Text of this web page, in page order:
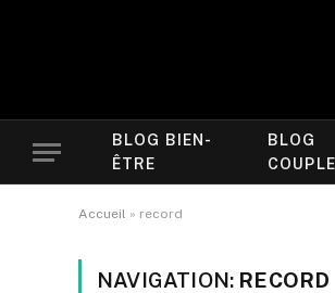
BLOG BIEN-
ÊTRE
BLOG
COUPLE
Accueil » record
NAVIGATION: RECORD